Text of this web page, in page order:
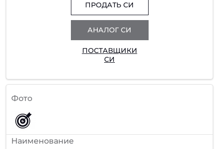
ПРОДАТЬ СИ
АНАЛОГ СИ
ПОСТАВЩИКИ
СИ
Фото
Наименование